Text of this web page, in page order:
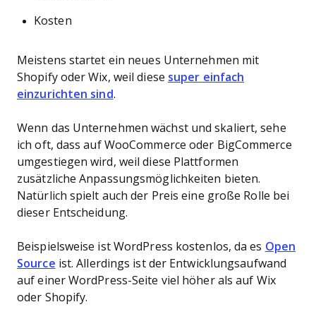
Kosten
Meistens startet ein neues Unternehmen mit
Shopify oder Wix, weil diese super einfach
einzurichten sind.
Wenn das Unternehmen wächst und skaliert, sehe
ich oft, dass auf WooCommerce oder BigCommerce
umgestiegen wird, weil diese Plattformen
zusätzliche Anpassungsmöglichkeiten bieten.
Natürlich spielt auch der Preis eine große Rolle bei
dieser Entscheidung.
Beispielsweise ist WordPress kostenlos, da es Open
Source ist. Allerdings ist der Entwicklungsaufwand
auf einer WordPress-Seite viel höher als auf Wix
oder Shopify.